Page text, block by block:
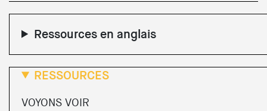
Ressources en anglais
RESSOURCES
VOYONS VOIR